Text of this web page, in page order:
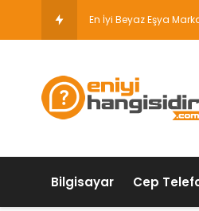
En İyi Beyaz Eşya
Bilgisayar Cep